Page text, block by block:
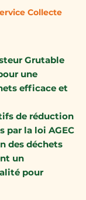
Collecte
Grutable
une
efficace et
de réduction
par la loi AGEC
des déchets
un
pour